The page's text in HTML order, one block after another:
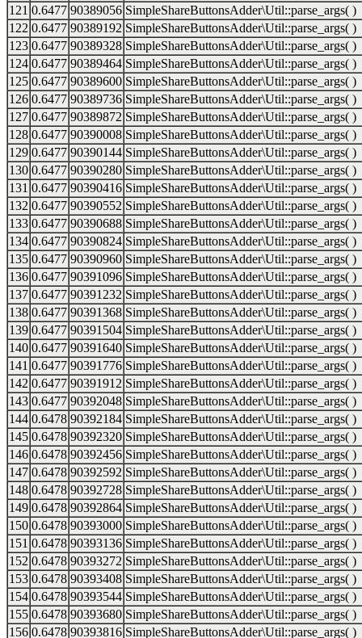
121 0.6477 90389056 SimpleShareButtonsAdder\Util::parse_args( )
122 0.6477 90389192 SimpleShareButtonsAdder\Util::parse_args( )
123 0.6477 90389328 SimpleShareButtonsAdder\Util::parse_args( )
124 0.6477 90389464 SimpleShareButtonsAdder\Util::parse_args( )
125 0.6477 90389600 SimpleShareButtonsAdder\Util::parse_args( )
126 0.6477 90389736 SimpleShareButtonsAdder\Util::parse_args( )
127 0.6477 90389872 SimpleShareButtonsAdder\Util::parse_args( )
128 0.6477 90390008 SimpleShareButtonsAdder\Util::parse_args( )
129 0.6477 90390144 SimpleShareButtonsAdder\Util::parse_args( )
130 0.6477 90390280 SimpleShareButtonsAdder\Util::parse_args( )
131 0.6477 90390416 SimpleShareButtonsAdder\Util::parse_args( )
132 0.6477 90390552 SimpleShareButtonsAdder\Util::parse_args( )
133 0.6477 90390688 SimpleShareButtonsAdder\Util::parse_args( )
134 0.6477 90390824 SimpleShareButtonsAdder\Util::parse_args( )
135 0.6477 90390960 SimpleShareButtonsAdder\Util::parse_args( )
136 0.6477 90391096 SimpleShareButtonsAdder\Util::parse_args( )
137 0.6477 90391232 SimpleShareButtonsAdder\Util::parse_args( )
138 0.6477 90391368 SimpleShareButtonsAdder\Util::parse_args( )
139 0.6477 90391504 SimpleShareButtonsAdder\Util::parse_args( )
140 0.6477 90391640 SimpleShareButtonsAdder\Util::parse_args( )
141 0.6477 90391776 SimpleShareButtonsAdder\Util::parse_args( )
142 0.6477 90391912 SimpleShareButtonsAdder\Util::parse_args( )
143 0.6477 90392048 SimpleShareButtonsAdder\Util::parse_args( )
144 0.6478 90392184 SimpleShareButtonsAdder\Util::parse_args( )
145 0.6478 90392320 SimpleShareButtonsAdder\Util::parse_args( )
146 0.6478 90392456 SimpleShareButtonsAdder\Util::parse_args( )
147 0.6478 90392592 SimpleShareButtonsAdder\Util::parse_args( )
148 0.6478 90392728 SimpleShareButtonsAdder\Util::parse_args( )
149 0.6478 90392864 SimpleShareButtonsAdder\Util::parse_args( )
150 0.6478 90393000 SimpleShareButtonsAdder\Util::parse_args( )
151 0.6478 90393136 SimpleShareButtonsAdder\Util::parse_args( )
152 0.6478 90393272 SimpleShareButtonsAdder\Util::parse_args( )
153 0.6478 90393408 SimpleShareButtonsAdder\Util::parse_args( )
154 0.6478 90393544 SimpleShareButtonsAdder\Util::parse_args( )
155 0.6478 90393680 SimpleShareButtonsAdder\Util::parse_args( )
156 0.6478 90393816 SimpleShareButtonsAdder\Util::parse_args( )